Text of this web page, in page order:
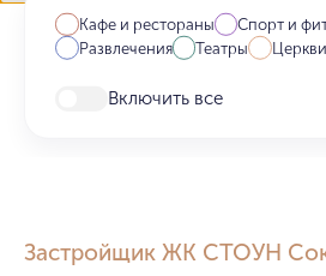
Кафе и рестораны
Спорт и
Развлечения
Театры
Включить все
Застройщик ЖК СТОУН